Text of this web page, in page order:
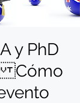
y PhD
Cómo